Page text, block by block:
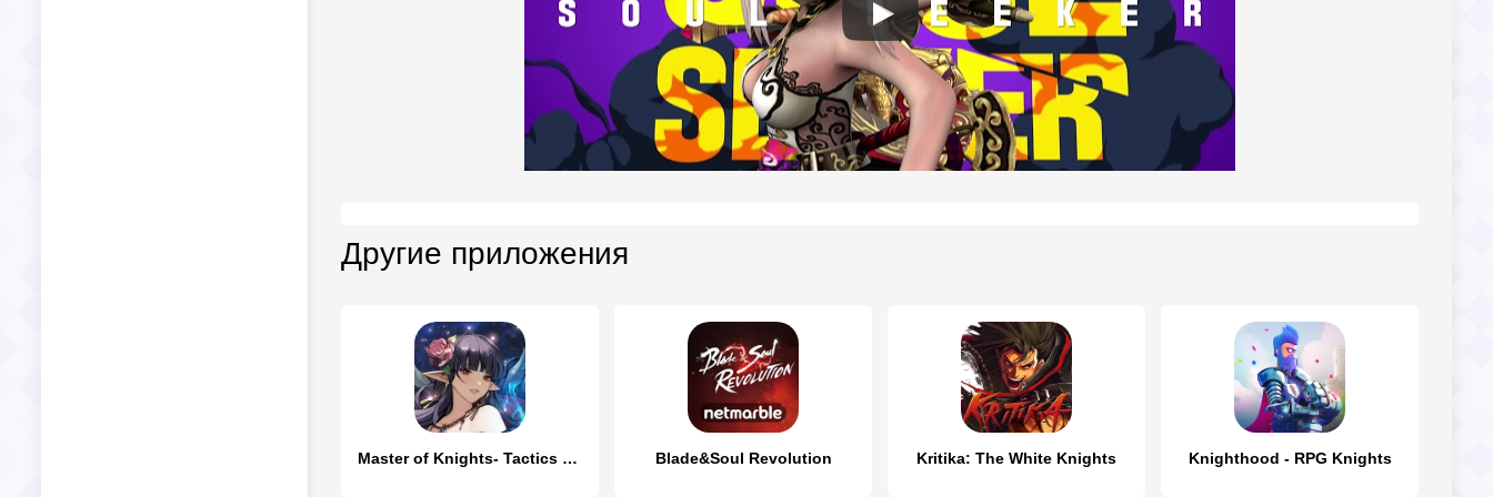
Другие приложения
Master of Knights- Tactics RPG Blade&Soul Revolution Kritika: The White Knights Knighthood - RPG Knights